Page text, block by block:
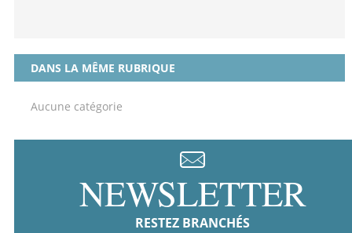
DANS LA MÊME RUBRIQUE
Aucune catégorie
NEWSLETTER
RESTEZ BRANCHÉS